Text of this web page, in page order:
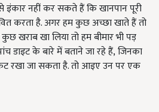
नहीं कर सकते हैं कि खानपान पूरी
करता है. अगर हम कुछ अच्छा खाते हैं तो
खराब खा लिया तो हम बीमार भी पड़
डाइट के बारे में बताने जा रहे हैं,जिनका
रखा जा सकता है. तो आइए उन पर एक